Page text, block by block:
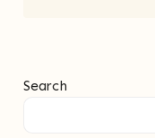
Search